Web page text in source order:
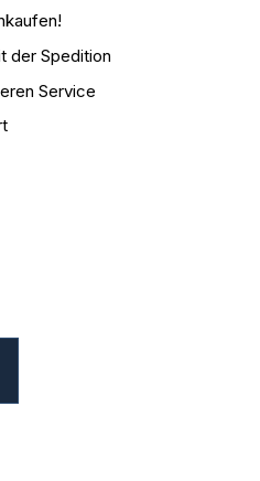
der Spedition
Service